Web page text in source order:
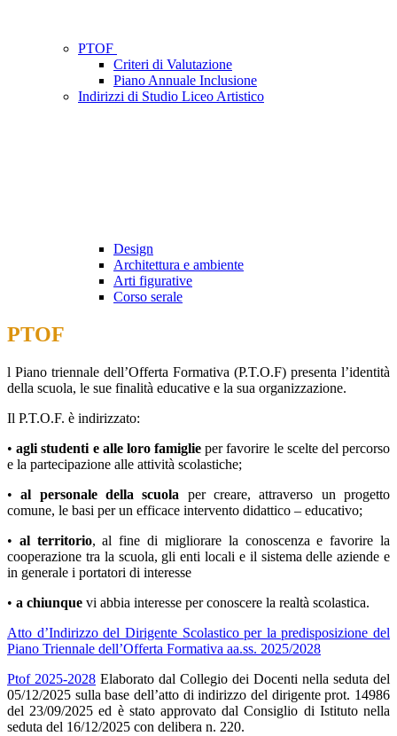
PTOF
Criteri di Valutazione
Piano Annuale Inclusione
Indirizzi di Studio Liceo Artistico
Design
Architettura e ambiente
Arti figurative
Corso serale
PTOF
l Piano triennale dell’Offerta Formativa (P.T.O.F) presenta l’identità
della scuola, le sue finalità educative e la sua organizzazione.
Il P.T.O.F. è indirizzato:
•agli studenti e alle loro famiglieper favorire le scelte del percorso
e la partecipazione alle attività scolastiche;
•al personale della scuola per creare, attraverso un progetto
comune, le basi per un efficace intervento didattico – educativo;
• al territorio, al fine di migliorare la conoscenza e favorire la
cooperazione tra la scuola, gli enti locali e il sistema delle aziende e
in generale i portatori di interesse
• a chiunque vi abbia interesse per conoscere la realtà scolastica.
Atto d’Indirizzo del Dirigente Scolastico per la predisposizione del
Piano Triennale dell’Offerta Formativa aa.ss. 2025/2028
Ptof 2025-2028 Elaborato dal Collegio dei Docenti nella seduta del
05/12/2025 sulla base dell’atto di indirizzo del dirigente prot. 14986
del 23/09/2025 ed è stato approvato dal Consiglio di Istituto nella
seduta del 16/12/2025 con delibera n. 220.